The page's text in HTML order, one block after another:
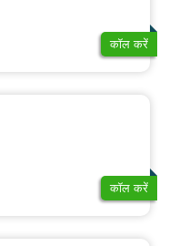
कॉल करें
कॉल करें